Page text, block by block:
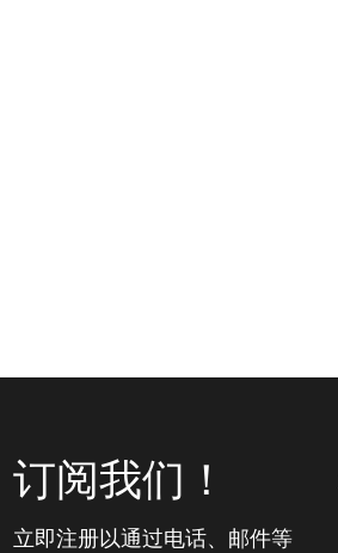
订阅我们！
立即注册以通过电话、邮件等